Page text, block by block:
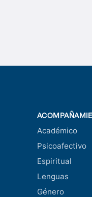
Académico
Psicoafectivo
Espiritual
Lenguas
Género